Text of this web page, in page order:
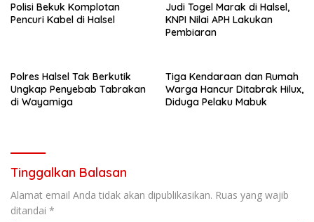
Polisi Bekuk Komplotan
Pencuri Kabel di Halsel
Judi Togel Marak di Halsel,
KNPI Nilai APH Lakukan
Pembiaran
Polres Halsel Tak Berkutik
Ungkap Penyebab Tabrakan
di Wayamiga
Tiga Kendaraan dan Rumah
Warga Hancur Ditabrak Hilux,
Diduga Pelaku Mabuk
Tinggalkan Balasan
Alamat email Anda tidak akan dipublikasikan. Ruas yang wajib
ditandai *